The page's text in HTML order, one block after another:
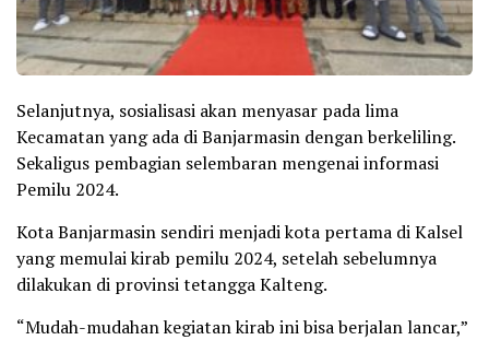
Selanjutnya, sosialisasi akan menyasar pada lima
Kecamatan yang ada di Banjarmasin dengan berkeliling.
Sekaligus pembagian selembaran mengenai informasi
Pemilu 2024.
Kota Banjarmasin sendiri menjadi kota pertama di Kalsel
yang memulai kirab pemilu 2024, setelah sebelumnya
dilakukan di provinsi tetangga Kalteng.
“Mudah-mudahan kegiatan kirab ini bisa berjalan lancar,”